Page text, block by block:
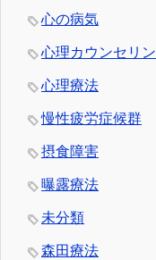
心の病気
心理カウンセリ
心理療法
慢性疲労症候群
摂食障害
曝露療法
未分類
森田療法